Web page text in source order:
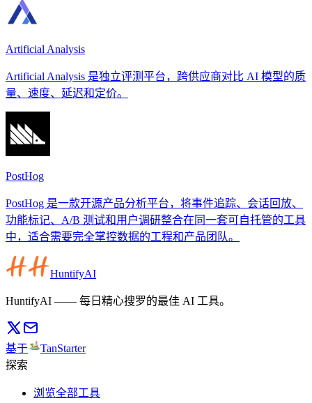
Artificial Analysis
Artificial Analysis 是独立评测平台，跨供应商对比 AI 模型的质
量、速度、延迟和定价。
PostHog
PostHog 是一款开源产品分析平台，将事件追踪、会话回放、
功能标记、A/B 测试和用户调研整合在同一套可自托管的工具
中，适合需要完全掌控数据的工程和产品团队。
HuntifyAI
HuntifyAI —— 每日精心搜罗的最佳 AI 工具。
基于
TanStarter
探索
浏览全部工具